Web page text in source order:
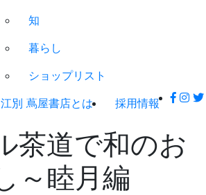
知
暮らし
ショップリスト
江別 蔦屋書店とは 採用情報
茶道で和のお
～睦月編